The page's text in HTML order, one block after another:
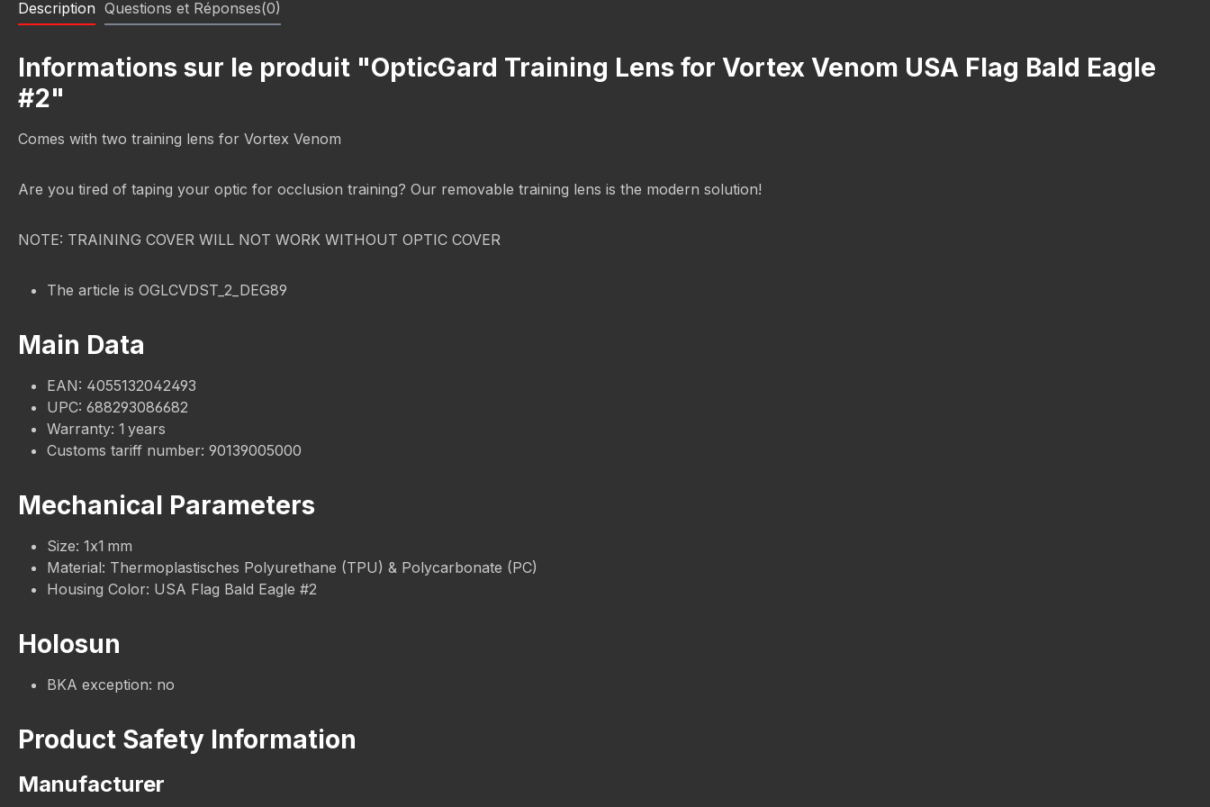
Description Questions et Réponses(0)
Informations sur le produit "OpticGard Training Lens for Vortex Venom USA Flag Bald Eagle
#2"
Comes with two training lens for Vortex Venom
Are you tired of taping your optic for occlusion training? Our removable training lens is the modern solution!
NOTE: TRAINING COVER WILL NOT WORK WITHOUT OPTIC COVER
The article is OGLCVDST_2_DEG89
Main Data
EAN: 4055132042493
UPC: 688293086682
Warranty: 1 years
Customs tariff number: 90139005000
Mechanical Parameters
Size: 1x1 mm
Material: Thermoplastisches Polyurethane (TPU) & Polycarbonate (PC)
Housing Color: USA Flag Bald Eagle #2
Holosun
BKA exception: no
Product Safety Information
Manufacturer